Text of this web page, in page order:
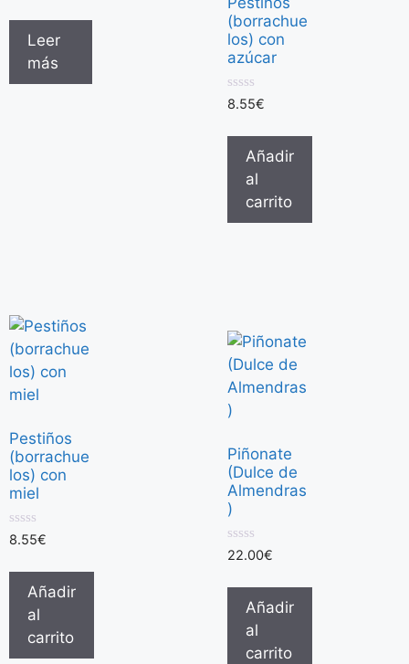
5
Leer
más
(borrachue
los) con
azúcar
0
d
5
8.55€
Añadir
al
carrito
Pestiños
(borrachue
los) con
miel
0
d
5
8.55€
Añadir
al
carrito
Piñonate
(Dulce de
Almendras
)
0
5
22.00€
Añadir
al
carrito